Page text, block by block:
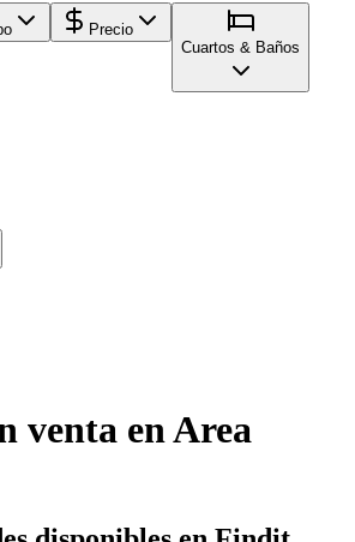
Precio
Cuartos & Baños
venta en Area